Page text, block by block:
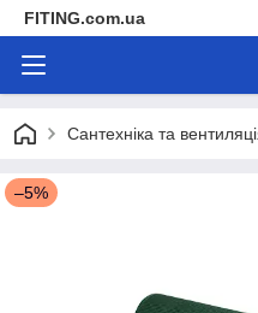
FITING.com.ua
Сантехніка та
–5%